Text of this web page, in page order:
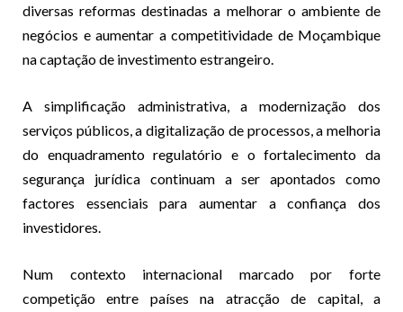
diversas reformas destinadas a melhorar o ambiente de
negócios e aumentar a competitividade de Moçambique
na captação de investimento estrangeiro.
A simplificação administrativa, a modernização dos
serviços públicos, a digitalização de processos, a melhoria
do enquadramento regulatório e o fortalecimento da
segurança jurídica continuam a ser apontados como
factores essenciais para aumentar a confiança dos
investidores.
Num contexto internacional marcado por forte
competição entre países na atracção de capital, a